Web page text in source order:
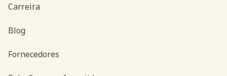
Navegação do rodapé
Carreira
Blog
Fornecedores